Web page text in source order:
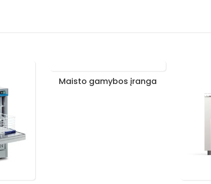
Maisto gamybos įranga